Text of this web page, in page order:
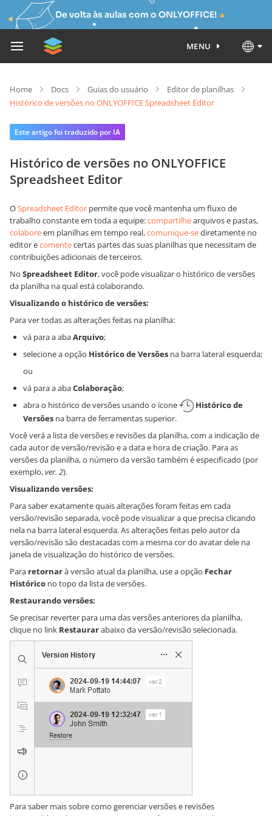
De volta às aulas com o ONLYOFFICE!
MENU
Home Docs Guias do usuário
Editor de planilhas
Histórico de versões no ONLYOFFICE Spreadsheet Editor
Este artigo foi traduzido por IA
Histórico de versões no ONLYOFFICE
Spreadsheet Editor
OSpreadsheet Editor permite que você mantenha um fluxo de
trabalho constante em toda a equipe:compartilhearquivos e pastas,
colaboreem planilhas em tempo real,comunique-sediretamente no
editor ecomentecertas partes das suas planilhas que necessitam de
contribuições adicionais de terceiros.
No Spreadsheet Editor, você pode visualizar o histórico de versões
da planilha na qual está colaborando.
Visualizando o histórico de versões:
Para ver todas as alterações feitas na planilha:
vá para a abaArquivo;
selecione a opção Histórico de Versões na barra lateral esquerda;
ou
vá para a abaColaboração;
abra o histórico de versões usando o ícone
Histórico de
Versões na barra de ferramentas superior.
Você verá a lista de versões e revisões da planilha, com a indicação de
cada autor de versão/revisão e a data e hora de criação. Para as
versões da planilha, o número da versão também é especificado (por
exemplo,ver. 2).
Visualizando versões:
Para saber exatamente quais alterações foram feitas em cada
versão/revisão separada, você pode visualizar a que precisa clicando
nela na barra lateral esquerda. As alterações feitas pelo autor da
versão/revisão são destacadas com a mesma cor do avatar dele na
janela de visualização do histórico de versões.
Para retornarà versão atual da planilha, use a opção Fechar
Histórico no topo da lista de versões.
Restaurando versões:
Se precisar reverter para uma das versões anteriores da planilha,
clique no link Restaurarabaixo da versão/revisão selecionada.
Para saber mais sobre como gerenciar versões e revisões